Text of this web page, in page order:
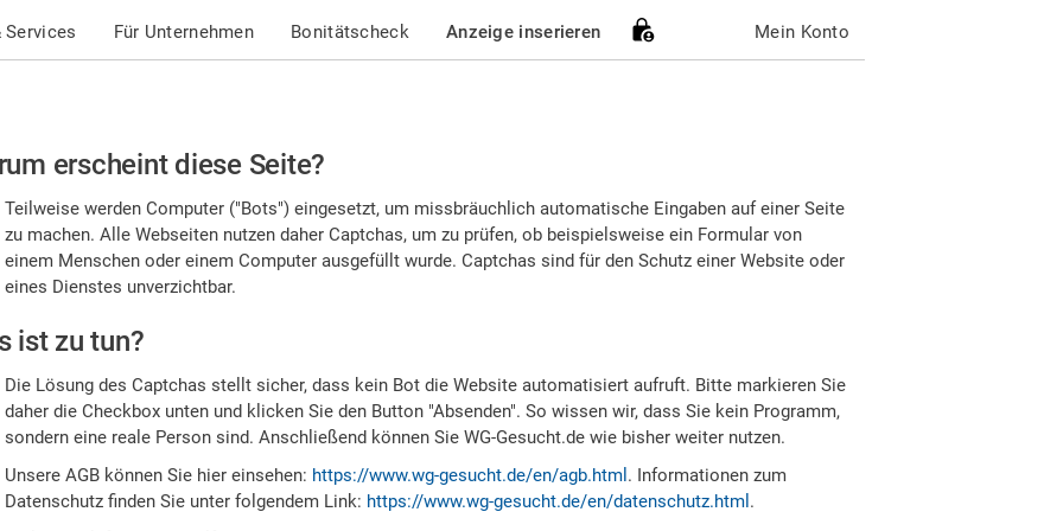
Services Für Unternehmen Bonitätscheck Anzeige inserieren Mein Konto
erscheint diese Seite?
Teilweise werden Computer ("Bots") eingesetzt, um missbräuchlich automatische Eingaben auf einer Seite
zu machen. Alle Webseiten nutzen daher Captchas, um zu prüfen, ob beispielsweise ein Formular von
einem Menschen oder einem Computer ausgefüllt wurde. Captchas sind für den Schutz einer Website oder
eines Dienstes unverzichtbar.
ist zu tun?
Die Lösung des Captchas stellt sicher, dass kein Bot die Website automatisiert aufruft. Bitte markieren Sie
daher die Checkbox unten und klicken Sie den Button "Absenden". So wissen wir, dass Sie kein Programm,
sondern eine reale Person sind. Anschließend können Sie WG-Gesucht.de wie bisher weiter nutzen.
Unsere AGB können Sie hier einsehen: https://www.wg-gesucht.de/en/agb.html . Informationen zum
Datenschutz finden Sie unter folgendem Link: https://www.wg-gesucht.de/en/datenschutz.html .